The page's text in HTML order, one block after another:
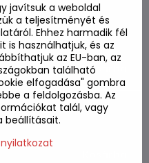
1 l
Kosárba
erjesztett szójaszósz
javítsuk a weboldal
a teljesítményét és
Ehhez harmadik fél
is használhatjuk, és az
az EU-ban, az
található
elfogadása" gombra
a feldolgozásba. Az
talál, vagy
beállításait.